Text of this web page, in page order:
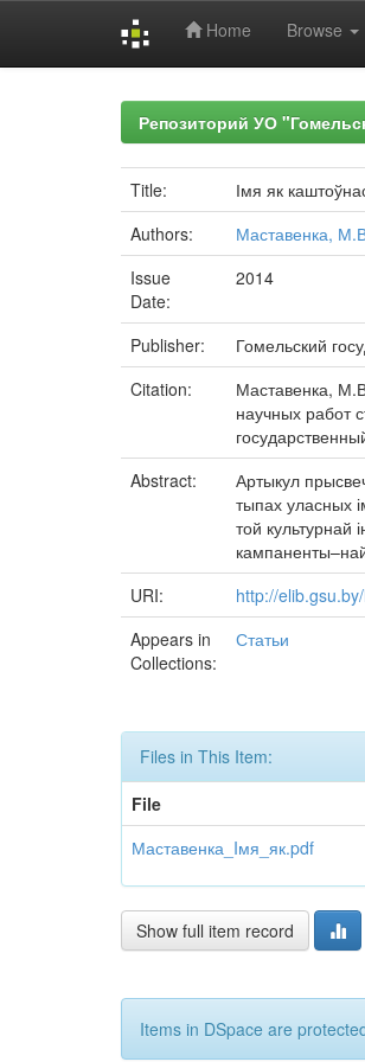
Home Browse
Репозиторий УО
Title:
Імя як
Authors:
Маставенка,
Issue
Date:
2014
Publisher:
Гомельский
Citation:
Маставенка,
научных работ
Abstract:
Артыкул
тыпах уласных
той культурнай
URI:
http://
Appears in
Collections:
Статьи
Files in This Item:
File
Маставенка_Iмя_як.pdf
Show full item record
Items in DSpace are